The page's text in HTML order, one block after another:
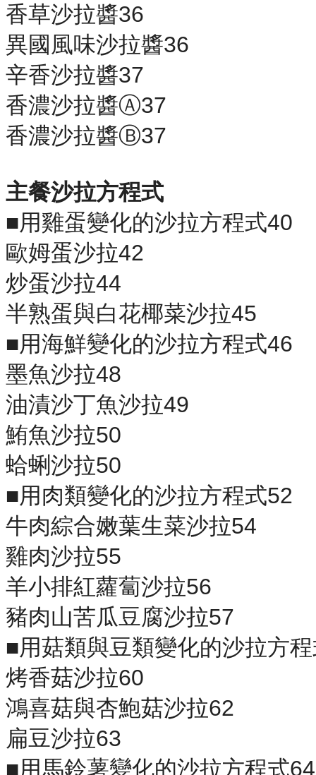
香草沙拉醬36
異國風味沙拉醬36
辛香沙拉醬37
香濃沙拉醬Ⓐ37
香濃沙拉醬Ⓑ37
主餐沙拉方程式
■用雞蛋變化的沙拉方程式40
歐姆蛋沙拉42
炒蛋沙拉44
半熟蛋與白花椰菜沙拉45
■用海鮮變化的沙拉方程式46
墨魚沙拉48
油漬沙丁魚沙拉49
鮪魚沙拉50
蛤蜊沙拉50
■用肉類變化的沙拉方程式52
牛肉綜合嫩葉生菜沙拉54
雞肉沙拉55
羊小排紅蘿蔔沙拉56
豬肉山苦瓜豆腐沙拉57
■用菇類與豆類變化的沙拉方
烤香菇沙拉60
鴻喜菇與杏鮑菇沙拉62
扁豆沙拉63
■用馬鈴薯變化的沙拉方程式64